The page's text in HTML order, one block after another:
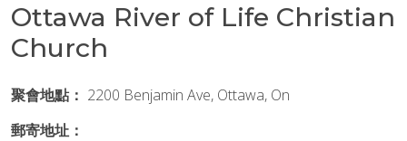
Ottawa River of Life Christian
Church
聚會地點： 2200 Benjamin Ave, Ottawa, On
郵寄地址：